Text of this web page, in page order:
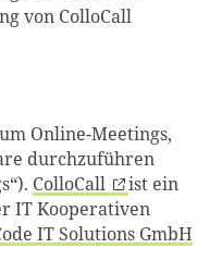
von ColloCall
Online-Meetings,
durchzuführen
ColloCall
ist ein
IT Kooperativen
IT Solutions GmbH